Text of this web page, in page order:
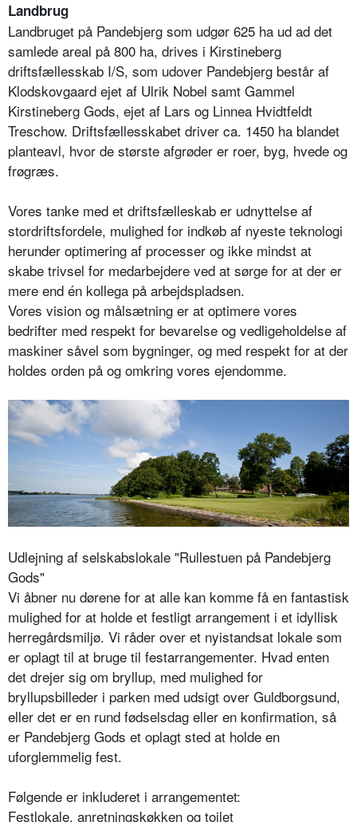
Landbrug
Landbruget på Pandebjerg som udgør 625 ha ud ad det
samlede areal på 800 ha, drives i Kirstineberg
driftsfællesskab I/S, som udover Pandebjerg består af
Klodskovgaard ejet af Ulrik Nobel samt Gammel
Kirstineberg Gods, ejet af Lars og Linnea Hvidtfeldt
Treschow. Driftsfællesskabet driver ca. 1450 ha blandet
planteavl, hvor de største afgrøder er roer, byg, hvede og
frøgræs.
Vores tanke med et driftsfælleskab er udnyttelse af
stordriftsfordele, mulighed for indkøb af nyeste teknologi
herunder optimering af processer og ikke mindst at
skabe trivsel for medarbejdere ved at sørge for at der er
mere end én kollega på arbejdspladsen.
Vores vision og målsætning er at optimere vores
bedrifter med respekt for bevarelse og vedligeholdelse af
maskiner såvel som bygninger, og med respekt for at der
holdes orden på og omkring vores ejendomme.
Udlejning af selskabslokale "Rullestuen på Pandebjerg
Gods"
Vi åbner nu dørene for at alle kan komme få en fantastisk
mulighed for at holde et festligt arrangement i et idyllisk
herregårdsmiljø. Vi råder over et nyistandsat lokale som
er oplagt til at bruge til festarrangementer. Hvad enten
det drejer sig om bryllup, med mulighed for
bryllupsbilleder i parken med udsigt over Guldborgsund,
eller det er en rund fødselsdag eller en konfirmation, så
er Pandebjerg Gods et oplagt sted at holde en
uforglemmelig fest.
Følgende er inkluderet i arrangementet:
Festlokale, anretningskøkken og toilet